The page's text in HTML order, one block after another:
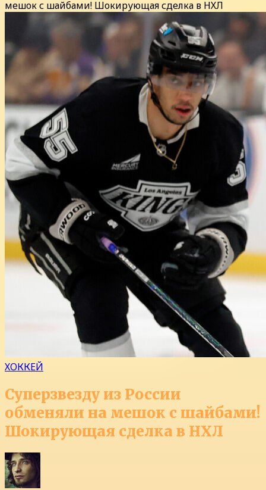
мешок с шайбами! Шокирующая сделка в НХЛ
ХОККЕЙ
Суперзвезду из России
обменяли на мешок с шайбами!
Шокирующая сделка в НХЛ